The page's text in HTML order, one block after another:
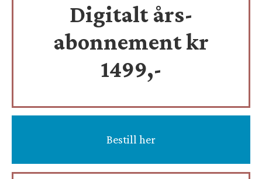
Digitalt års-
abonnement kr
1499,-
Bestill her